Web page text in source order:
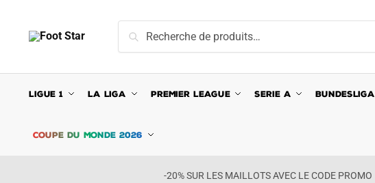
navigation
content
pour :
Recherche
LIGUE 1 LA LIGA PREMIER LEAGUE SERIE A BUNDESLIGA
COUPE DU MONDE 2026
-20% SUR LES MAILLOTS AVEC LE CODE PROMO